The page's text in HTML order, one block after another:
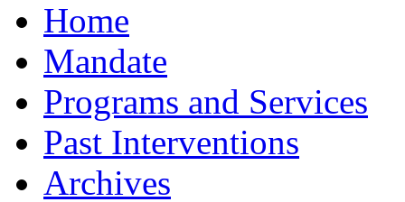
Home
Mandate
Programs and Services
Past Interventions
Archives